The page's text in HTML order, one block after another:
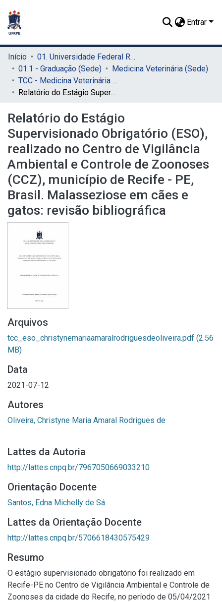
Entrar
Início
01. Universidade Federal Rural de Pernambuco - UFRPE (Sede)
01.1 - Graduação (Sede)
Medicina Veterinária (Sede)
TCC - Medicina Veterinária (Sede)
Relatório do Estágio Supervisionado Obrigatório (ESO), realizado no Centro de Vigilância Ambiental e Controle de Zoonoses (CCZ), município de Recife - PE, Brasil. Malasseziose em cães e gatos: revisão bibliográfica
Relatório do Estágio
Supervisionado Obrigatório (ESO),
realizado no Centro de Vigilância
Ambiental e Controle de Zoonoses
(CCZ), município de Recife - PE,
Brasil. Malasseziose em cães e
gatos: revisão bibliográfica
Arquivos
tcc_eso_christynemariaamaralrodriguesdeoliveira.pdf (2.56
MB)
Data
2021-07-12
Autores
Oliveira, Christyne Maria Amaral Rodrigues de
Lattes da Autoria
http://lattes.cnpq.br/7967050669033210
Orientação Docente
Santos, Edna Michelly de Sá
Lattes da Orientação Docente
http://lattes.cnpq.br/5706618430575429
Resumo
O estágio supervisionado obrigatório foi realizado em
Recife-PE no Centro de Vigilância Ambiental e Controle de
Zoonoses da cidade do Recife, no período de 05/04/2021